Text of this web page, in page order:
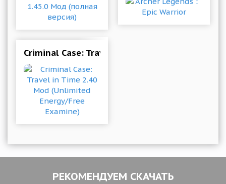
Criminal Case: Travel in Time 2.40 Mod
РЕКОМЕНДУЕМ СКАЧАТЬ